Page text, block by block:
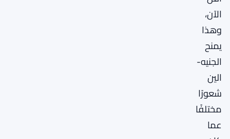
الآن،
وهذا
يمنح
الجنيه-
الين
شعورًا
مختلفًا
عما